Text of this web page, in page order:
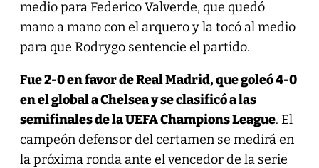
medio para Federico Valverde, que quedó
mano a mano con el arquero y la tocó al medio
para que Rodrygo sentencie el partido.
Fue 2-0 en favor de Real Madrid, que goleó 4-0
en el global a Chelsea y se clasificó a las
semifinales de la UEFA Champions League. El
campeón defensor del certamen se medirá en
la próxima ronda ante el vencedor de la serie